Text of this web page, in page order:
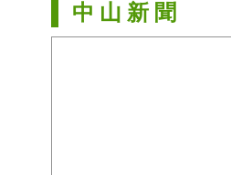
中 山 新 聞